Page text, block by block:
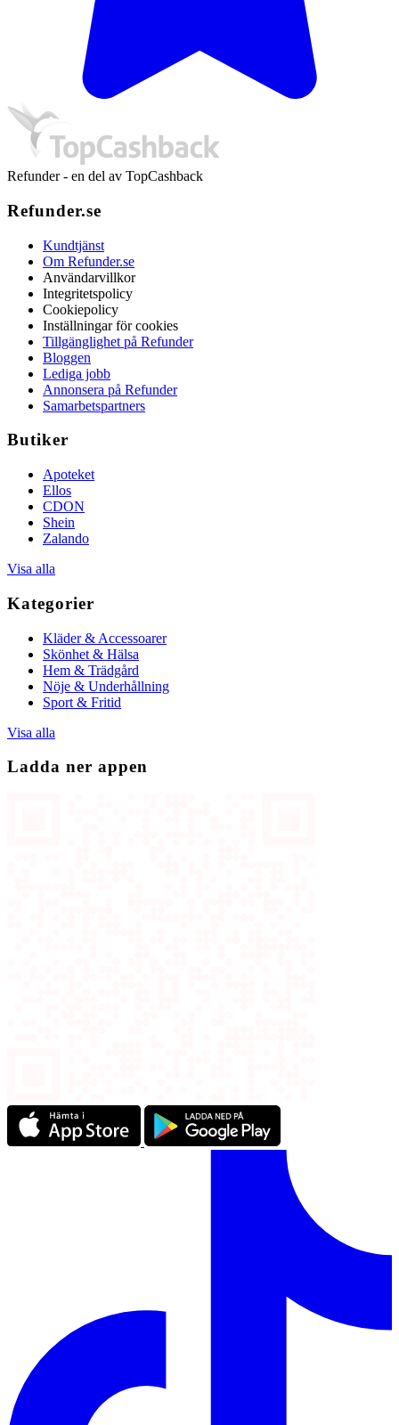
Refunder - en del av TopCashback
Refunder.se
Kundtjänst
Om Refunder.se
Användarvillkor
Integritetspolicy
Cookiepolicy
Inställningar för cookies
Tillgänglighet på Refunder
Bloggen
Lediga jobb
Annonsera på Refunder
Samarbetspartners
Butiker
Apoteket
Ellos
CDON
Shein
Zalando
Visa alla
Kategorier
Kläder & Accessoarer
Skönhet & Hälsa
Hem & Trädgård
Nöje & Underhållning
Sport & Fritid
Visa alla
Ladda ner appen